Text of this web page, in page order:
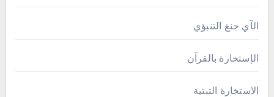
الآي جنغ التنبؤي
الإستخارة بالقرآن
الاستخارة التبتية